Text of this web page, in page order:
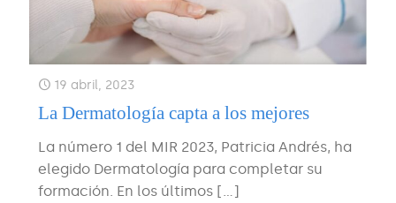
19 abril, 2023
La Dermatología capta a los mejores
La número 1 del MIR 2023, Patricia Andrés, ha
elegido Dermatología para completar su
formación. En los últimos […]